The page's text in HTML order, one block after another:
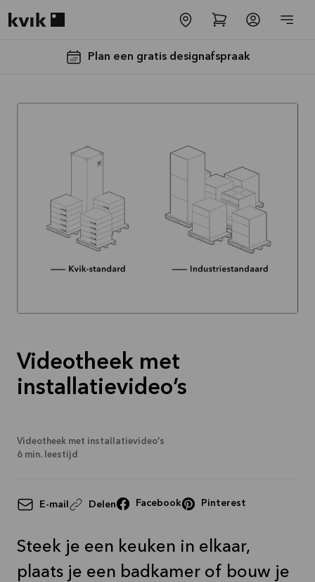
Plan een gratis designafspraak
Tot €5000,-
GRATIS
toestellen*
aanbieding
Videotheek met
installatievideo’s
Videotheek met installatievideo’s
6 min. leestijd
E-mail Delen Facebook Pinterest
Steek je een keuken in elkaar,
plaats je een badkamer of bouw je